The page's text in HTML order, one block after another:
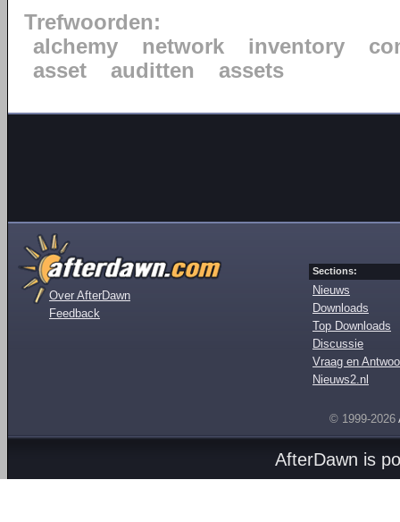
Trefwoorden:
alchemy
network inventory
asset
auditten assets
Over AfterDawn
Feedback
Sections:
Nieuws
Downloads
Top Downloads
Discussie
Vraag en
Nieuws2.nl
© 1999-2026
AfterDawn is